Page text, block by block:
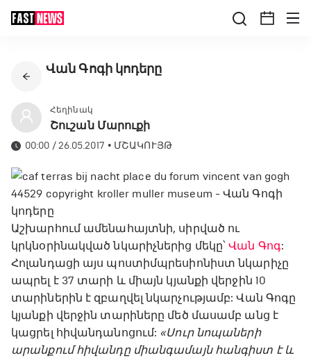
Վան Գոգի կոդերը
Հեղինակ
Շուշան Մարուքի
00:00 / 26.05.2017 • ՄՇԱԿՈՒՅԹ
Աշխարհում ամենահայտնի, սիրված ու
կրկնօրինակված նկարիչներից մեկը՝Վան Գոգ:
Հոլանդացի այս պոստիմպրեսիոնիստ նկարիչը
ապրել է 37 տարի և միայն կյանքի վերջին 10
տարիներին է զբաղվել նկարչությամբ: Վան Գոգը
կյանքի վերջին տարիները մեծ մասամբ անց է
կացրել հիվանդանոցում: «Սուր նոպաների
արանքում հիվանդը միանգամայն հանգիստ է և